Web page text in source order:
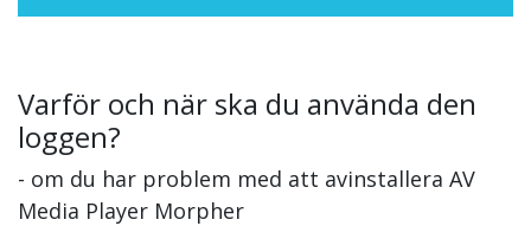
Varför och när ska du använda den
loggen?
- om du har problem med att avinstallera AV
Media Player Morpher